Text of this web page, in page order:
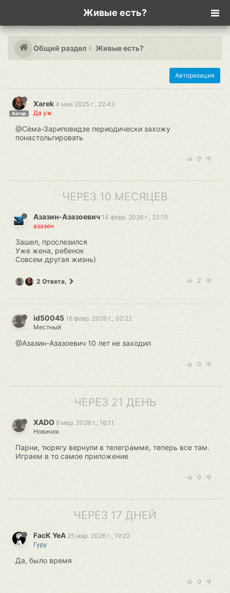
Живые есть?
Общий раздел Живые есть?
Авторизация
Автор
Xarek 4 мая 2025 г., 22:43
Да уж
@Сёма-Зариповидзе периодически захожу
понастольгировать
0
ЧЕРЕЗ 10 МЕСЯЦЕВ
Азазин-Азазоевич 14 февр. 2026 г., 23:15
азазен
Зашел, прослезился
Уже жена, ребенок
Совсем другая жизнь)
2
2 Ответа,
id50045 16 февр. 2026 г., 02:22
Местный
@Азазин-Азазоевич 10 лет не заходил
0
ЧЕРЕЗ 21 ДЕНЬ
XADO 8 мар. 2026 г., 16:11
Новичок
Парни, тюрягу вернули в телеграмме, теперь все там.
Играем в то самое приложение
0
ЧЕРЕЗ 17 ДНЕЙ
FacK YeA 25 мар. 2026 г., 19:22
Гуру
Да, было время
0